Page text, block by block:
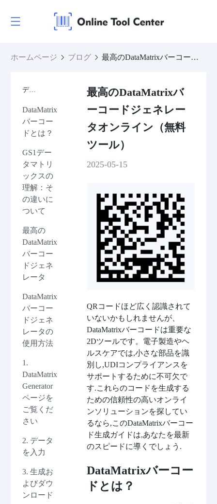
ホームページ ブログ 最高のDataMatrixバーコードジェネレータオンライン（無料ツール）
ディレクトリ
DataMatrix
バーコー
ドとは？
GS1デー
タマトリ
ックスの
理解：そ
の違いに
ついて
最高の
DataMatrix
バーコー
ドジェネ
レータ
DataMatrix
バーコー
ドジェネ
レータの
使用方法
1.
DataMatrix
Generator
ページを
ご覧くだ
さい
2. データ
を入力
3. 生成お
よびダウ
ンロード
最高のDataMatrixバ
ーコードジェネレー
タオンライン（無料
ツール）
2025-05-15
QRコードほど広く認識されて
いないかもしれませんが、
DataMatrixバーコードは重要な
2Dツールです。電子製造やヘ
ルスケアでは,小さな部品を識
別し,UDIコンプライアンスを
サポートするために不可欠で
す.これらのコードを生成する
ための信頼性の高いオンライ
ンソリューションを探してい
るなら,このDataMatrixバーコー
ド生成ガイドは,あなたを最新
のスピードに導くでしょう.
DataMatrixバーコー
ドとは？